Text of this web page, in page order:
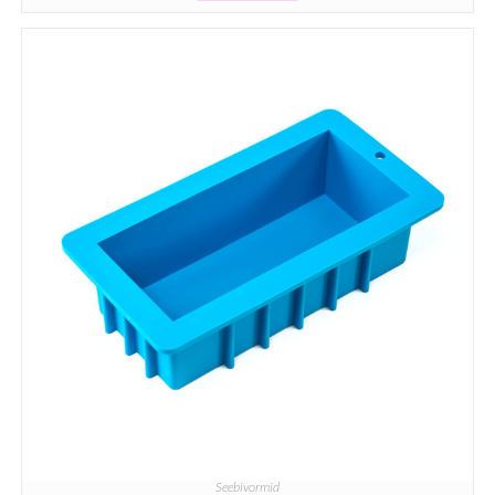
Seebivormid